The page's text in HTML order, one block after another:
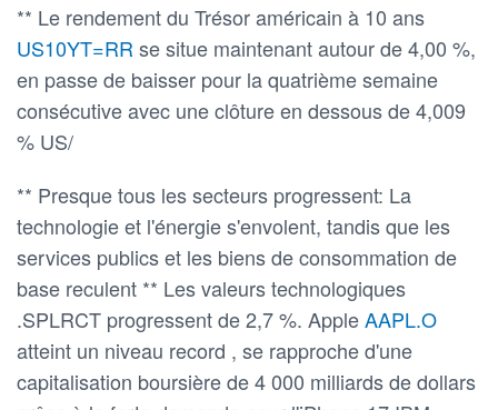
** Le rendement du Trésor américain à 10 ans
US10YT=RR se situe maintenant autour de 4,00 %,
en passe de baisser pour la quatrième semaine
consécutive avec une clôture en dessous de 4,009
% US/
** Presque tous les secteurs progressent: La
technologie et l'énergie s'envolent, tandis que les
services publics et les biens de consommation de
base reculent ** Les valeurs technologiques
.SPLRCT progressent de 2,7 %. AppleAAPL.O
atteint un niveau record , se rapproche d'une
capitalisation boursière de 4 000 milliards de dollars